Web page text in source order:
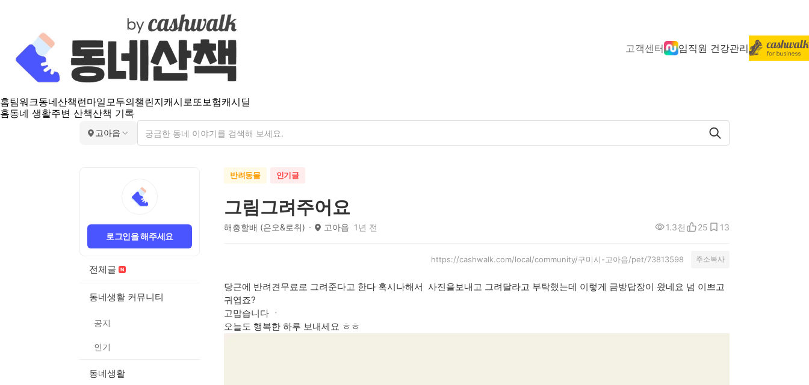
고객센터 임직원 건강관리
홈팀워크동네산책 런마일모두의챌린지캐시로또보험캐시딜
홈동네 생활주변 산책산책 기록
고아읍
로그인을 해주세요
전체글
동네생활 커뮤니티
공지
인기
동네생활
반려동물 인기글
그림그려주어요
해충할배 (은오&로취) 고아읍 1년 전 1.3천 25 13
https://cashwalk.com/local/community/구미시-고아읍/pet/73813598 주소복사
당근에 반려견무료로 그려준다고 한다 혹시나해서 사진을보내고 그려달라고 부탁했는데 이렇게 금방답장이 왔네요 넘 이쁘고
귀엽죠?
고맙습니다 ㆍ
오늘도 행복한 하루 보내세요 ㅎㅎ